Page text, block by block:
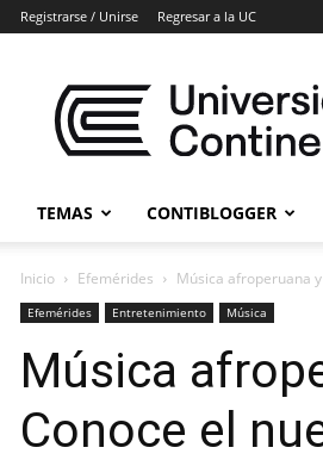
Registrarse / Unirse Regresar a la UC
Universidad
Continental
TEMAS CONTIBLOGGER
Inicio Efemérides Música afroperuana
Efemérides Entretenimiento Música
Música
Conoce el